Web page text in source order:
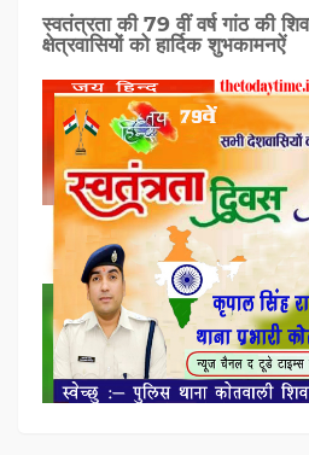
स्वतंत्रता की 79 वीं वर्ष गांठ की
क्षेत्रवासियों को हार्दिक शुभकामनऐं